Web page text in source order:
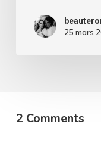
25 mars
2 Comments